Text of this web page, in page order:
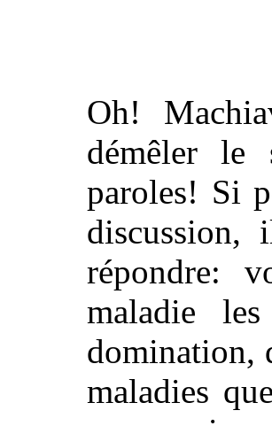
Oh!
démêler le
paroles! Si
répondre:
maladie
domination,
maladies